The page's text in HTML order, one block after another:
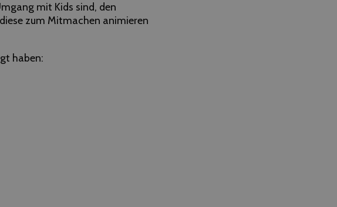
mit Kids sind, den
zum Mitmachen animieren
haben: